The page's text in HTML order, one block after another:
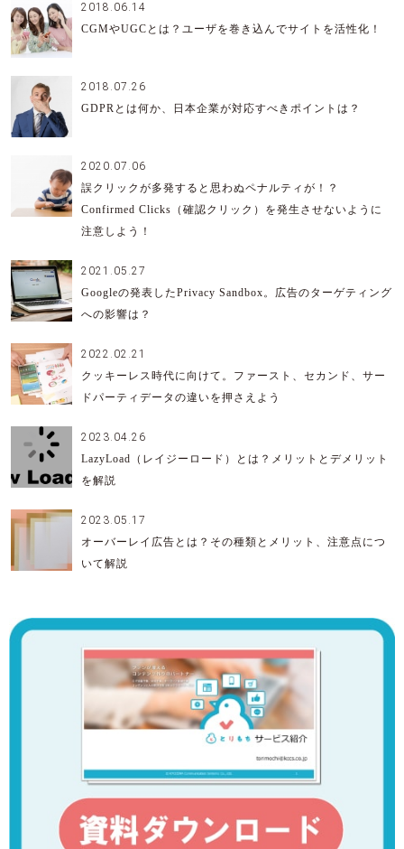
2018.06.14
CGMやUGCとは？ユーザを巻き込んでサイトを活性化！
2018.07.26
GDPRとは何か、日本企業が対応すべきポイントは？
2020.07.06
誤クリックが多発すると思わぬペナルティが！？
Confirmed Clicks（確認クリック）を発生させないように
注意しよう！
2021.05.27
Googleの発表したPrivacy Sandbox。広告のターゲティング
への影響は？
2022.02.21
クッキーレス時代に向けて。ファースト、セカンド、サー
ドパーティデータの違いを押さえよう
2023.04.26
LazyLoad（レイジーロード）とは？メリットとデメリット
を解説
2023.05.17
オーバーレイ広告とは？その種類とメリット、注意点につ
いて解説